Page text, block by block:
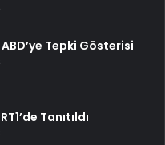
Tepki Gösterisi
Tanıtıldı